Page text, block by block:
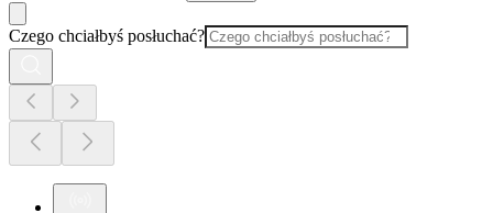
Czego chciałbyś posłuchać?